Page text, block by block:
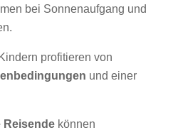
bei Sonnenaufgang und
profitieren von
und einer
Reisende können